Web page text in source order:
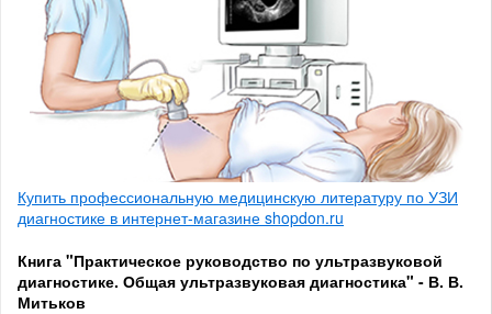
Купить профессиональную медицинскую литературу по УЗИ
диагностике в интернет-магазине shopdon.ru
Книга "Практическое руководство по ультразвуковой
диагностике. Общая ультразвуковая диагностика" - В. В.
Митьков